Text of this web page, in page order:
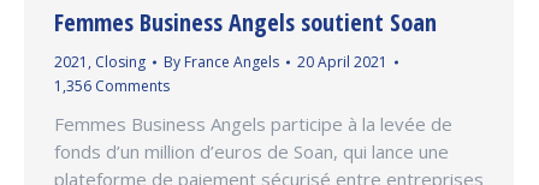
Femmes Business Angels soutient Soan
2021 , Closing By France Angels
20 April 2021
1,356 Comments
Femmes Business Angels participe à la levée de
fonds d’un million d’euros de Soan, qui lance une
plateforme de paiement sécurisé entre entreprises